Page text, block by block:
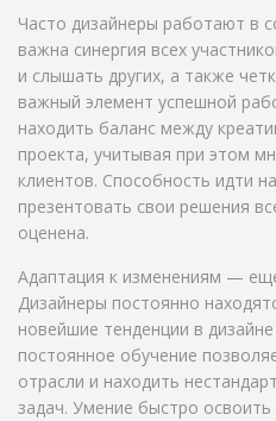
Часто дизайнеры работают в
важна синергия всех
и слышать других, а также
важный элемент успешной
находить баланс между
проекта, учитывая при этом
клиентов. Способность идти
презентовать свои решения
оценена.
Адаптация к изменениям —
Дизайнеры постоянно
новейшие тенденции в
постоянное обучение
отрасли и находить
задач. Умение быстро